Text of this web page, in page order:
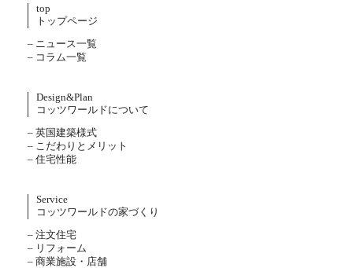
top
トップページ
– ニュース一覧
– コラム一覧
Design&Plan
コッツワールドについて
– 英国建築様式
– こだわりとメリット
– 住宅性能
Service
コッツワールドの家づくり
– 注文住宅
– リフォーム
– 商業施設・店舗